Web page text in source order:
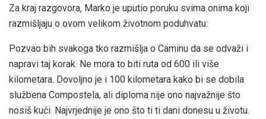
Za kraj razgovora, Marko je uputio poruku svima onima koji
razmišljaju o ovom velikom životnom poduhvatu:
Pozvao bih svakoga tko razmišlja o Caminu da se odvaži i
napravi taj korak. Ne mora to biti ruta od 600 ili više
kilometara. Dovoljno je i 100 kilometara kako bi se dobila
službena Compostela, ali diploma nije ono najvažnije što
nosiš kući. Najvrjednije je ono što ti ti dani donesu u životu.